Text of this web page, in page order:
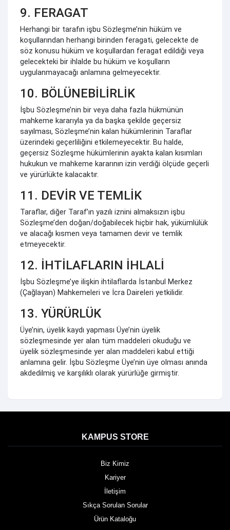
9. FERAGAT
Herhangi bir tarafın işbu Sözleşme’nin hüküm ve
koşullarından herhangi birinden feragati, gelecekte de
söz konusu hüküm ve koşullardan feragat edildiği veya
gelecekteki bir ihlalde bu hüküm ve koşulların
uygulanmayacağı anlamına gelmeyecektir.
10. BÖLÜNEBİLİRLİK
İşbu Sözleşme’nin bir veya daha fazla hükmünün
mahkeme kararıyla ya da başka şekilde geçersiz
sayılması, Sözleşme’nin kalan hükümlerinin Taraflar
üzerindeki geçerliliğini etkilemeyecektir. Bu halde,
geçersiz Sözleşme hükümlerinin ayakta kalan kısımları
hukukun ve mahkeme kararının izin verdiği ölçüde geçerli
ve yürürlükte kalacaktır.
11. DEVİR VE TEMLİK
Taraflar, diğer Taraf’ın yazılı iznini almaksızın işbu
Sözleşme’den doğan/doğabilecek hiçbir hak, yükümlülük
ve alacağı kısmen veya tamamen devir ve temlik
etmeyecektir.
12. İHTİLAFLARIN İHLALİ
İşbu Sözleşme’ye ilişkin ihtilaflarda İstanbul Merkez
(Çağlayan) Mahkemeleri ve İcra Daireleri yetkilidir.
13. YÜRÜRLÜK
Üye’nin, üyelik kaydı yapması Üye’nin üyelik
sözleşmesinde yer alan tüm maddeleri okuduğu ve
üyelik sözleşmesinde yer alan maddeleri kabul ettiği
anlamına gelir. İşbu Sözleşme Üye’nin üye olması anında
akdedilmiş ve karşılıklı olarak yürürlüğe girmiştir.
KAMPUS STORE
Biz Kimiz
Kariyer
İletişim
Sıkça Sorulan Sorular
Ürün Kataloğu